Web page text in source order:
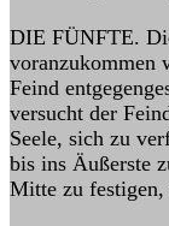
DIE FÜNFTE.
voranzukommen
Feind
versucht der
Seele, sich zu
bis ins Äußerste
Mitte zu